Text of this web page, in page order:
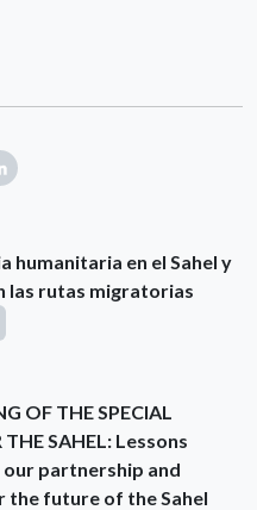
humanitaria en el Sahel y
las rutas migratorias
OF THE SPECIAL
THE SAHEL: Lessons
partnership and
the future of the Sahel